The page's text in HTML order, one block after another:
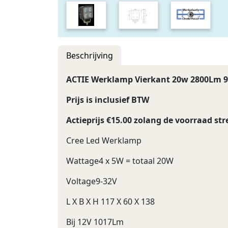
Beschrijving
ACTIE Werklamp Vierkant 20w 2800Lm
Prijs is inclusief BTW
Actieprijs €15.00 zolang de voorraad
Cree Led Werklamp
Wattage4 x 5W = totaal 20W
Voltage9-32V
L X B X H 117 X 60 X 138
Bij 12V 1017Lm